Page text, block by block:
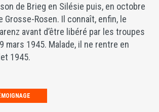
de Brieg en Silésie puis, en octobre
Grosse-Rosen. Il connaît, enfin, le
avant d’être libéré par les troupes
mars 1945. Malade, il ne rentre en
1945.